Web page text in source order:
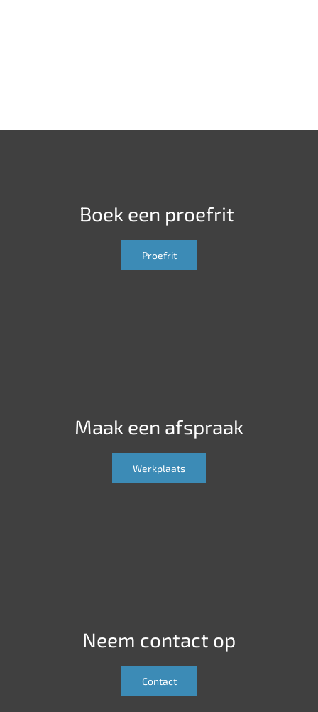
Boek een proefrit
Proefrit
Maak een afspraak
Werkplaats
Neem contact op
Contact